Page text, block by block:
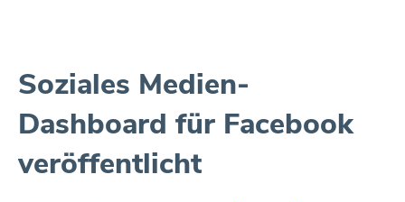
Soziales Medien-
Dashboard für Facebook
veröffentlicht